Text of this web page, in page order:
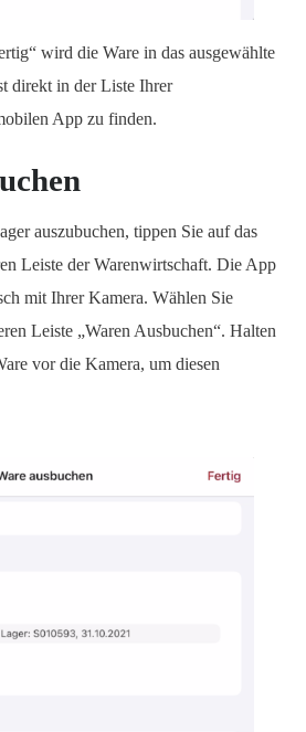
wird die Ware in das ausgewählte
direkt in der Liste Ihrer
App zu finden.
auszubuchen, tippen Sie auf das
Leiste der Warenwirtschaft. Die App
mit Ihrer Kamera. Wählen Sie
Leiste „Waren Ausbuchen“. Halten
vor die Kamera, um diesen